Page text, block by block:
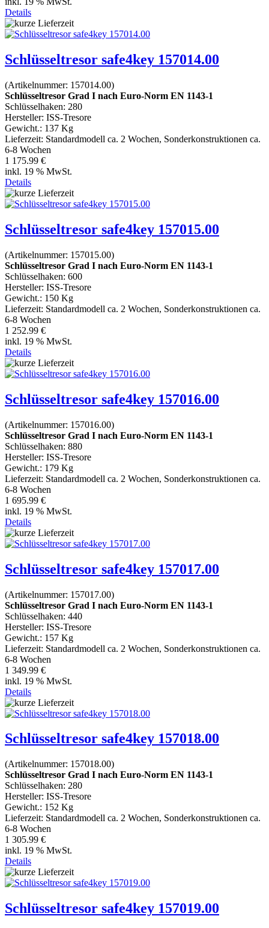
Details
Schlüsseltresor safe4key 157014.00
(Artikelnummer: 157014.00)
Schlüsseltresor Grad I nach Euro-Norm EN 1143-1
Schlüsselhaken: 280
Hersteller: ISS-Tresore
Gewicht.: 137 Kg
Lieferzeit: Standardmodell ca. 2 Wochen, Sonderkonstruktionen ca.
6-8 Wochen
1 175.99 €
inkl. 19 % MwSt.
Details
Schlüsseltresor safe4key 157015.00
(Artikelnummer: 157015.00)
Schlüsseltresor Grad I nach Euro-Norm EN 1143-1
Schlüsselhaken: 600
Hersteller: ISS-Tresore
Gewicht.: 150 Kg
Lieferzeit: Standardmodell ca. 2 Wochen, Sonderkonstruktionen ca.
6-8 Wochen
1 252.99 €
inkl. 19 % MwSt.
Details
Schlüsseltresor safe4key 157016.00
(Artikelnummer: 157016.00)
Schlüsseltresor Grad I nach Euro-Norm EN 1143-1
Schlüsselhaken: 880
Hersteller: ISS-Tresore
Gewicht.: 179 Kg
Lieferzeit: Standardmodell ca. 2 Wochen, Sonderkonstruktionen ca.
6-8 Wochen
1 695.99 €
inkl. 19 % MwSt.
Details
Schlüsseltresor safe4key 157017.00
(Artikelnummer: 157017.00)
Schlüsseltresor Grad I nach Euro-Norm EN 1143-1
Schlüsselhaken: 440
Hersteller: ISS-Tresore
Gewicht.: 157 Kg
Lieferzeit: Standardmodell ca. 2 Wochen, Sonderkonstruktionen ca.
6-8 Wochen
1 349.99 €
inkl. 19 % MwSt.
Details
Schlüsseltresor safe4key 157018.00
(Artikelnummer: 157018.00)
Schlüsseltresor Grad I nach Euro-Norm EN 1143-1
Schlüsselhaken: 280
Hersteller: ISS-Tresore
Gewicht.: 152 Kg
Lieferzeit: Standardmodell ca. 2 Wochen, Sonderkonstruktionen ca.
6-8 Wochen
1 305.99 €
inkl. 19 % MwSt.
Details
Schlüsseltresor safe4key 157019.00